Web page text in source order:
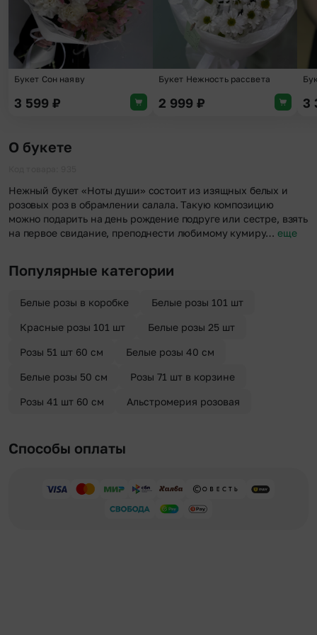
Букет Сон наяву
3 599 ₽
Букет Нежность рассвета
2 999 ₽ 3
О букете
Нежный букет «Ноты души» состоит из изящных белых и
розовых роз в обрамлении салала. Такую композицию
можно подарить на день рождение подруге или сестре, взять
на первое свидание, преподнести любимому кумиру… еще
Популярные категории
Белые розы в коробке Белые розы 101 шт
Красные розы 101 шт Белые розы 25 шт
Розы 51 шт 60 см Белые розы 40 см
Белые розы 50 см Розы 71 шт в корзине
Розы 41 шт 60 см Альстромерия розовая
Способы оплаты